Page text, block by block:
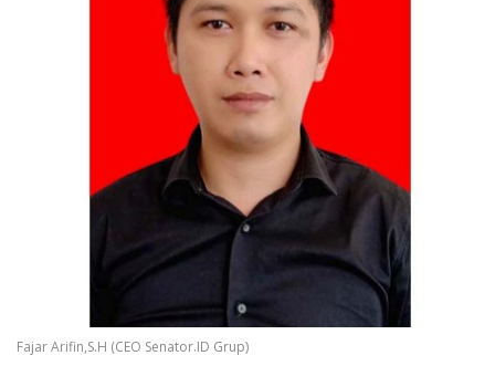
Fajar Arifin,S.H (CEO Senator.ID Grup)